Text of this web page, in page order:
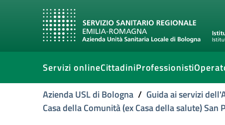
Servizi onlineCittadiniProfessionisti
Azienda USL di Bologna / Guida ai servizi
Casa della Comunità (ex Casa della salute) San